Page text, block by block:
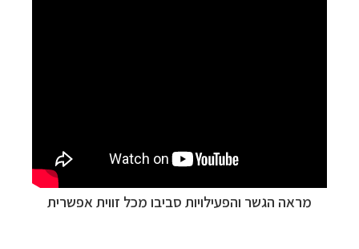
מראה הגשר והפעילויות סביבו מכל זווית אפשרית